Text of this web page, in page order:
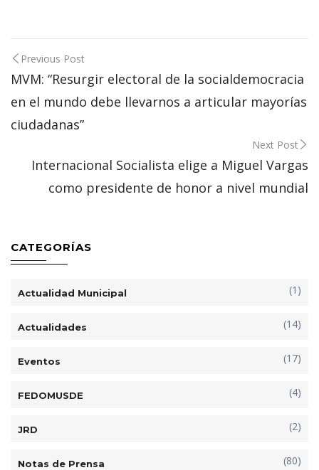
Post
navigation
Previous Post
MVM: “Resurgir electoral de la socialdemocracia
en el mundo debe llevarnos a articular mayorías
ciudadanas”
Next Post
Internacional Socialista elige a Miguel Vargas
como presidente de honor a nivel mundial
CATEGORÍAS
Actualidad Municipal (1)
Actualidades (14)
Eventos (17)
FEDOMUSDE (4)
JRD (2)
Notas de Prensa (80)